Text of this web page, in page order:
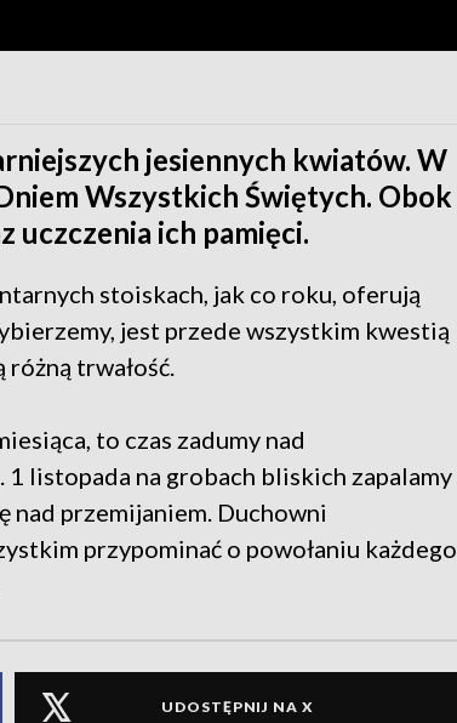
jesiennych kwiatów. W
Wszystkich Świętych. Obok
ich pamięci.
stoiskach, jak co roku, oferują
jest przede wszystkim kwestią
trwałość.
to czas zadumy nad
listopada na grobach bliskich zapalamy
nad przemijaniem. Duchowni
przypominać o powołaniu każdego
UDOSTĘPNIJ NA X